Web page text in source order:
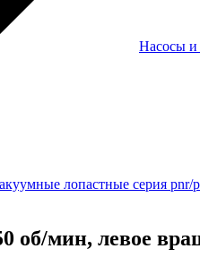
Насосы и
лопастные серия pnr/
об/мин, левое